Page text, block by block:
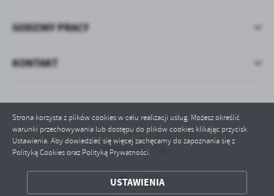
Strona korzysta z plików cookies w celu realizacji usług. Możesz określić
warunki przechowywania lub dostępu do plików cookies klikając przycisk
Ustawienia. Aby dowiedzieć się więcej zachęcamy do zapoznania się z
Polityką Cookies oraz Polityką Prywatności.
USTAWIENIA
ZAPISZ WYBRANE
GODZINY PRACY
KONTAKT
Odwiedzin: 1381